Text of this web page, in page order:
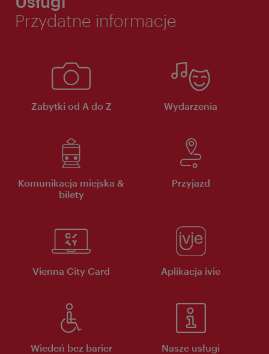
Przydatne informacje
Zabytki od A do Z Wydarzenia
Komunikacja miejska &
bilety
Przyjazd
Vienna City Card Aplikacja ivie
Wiedeń bez barier Nasze usługi